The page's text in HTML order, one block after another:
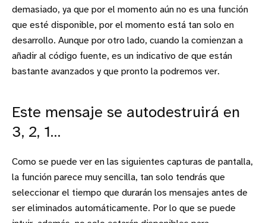
demasiado, ya que por el momento aún no es una función
que esté disponible, por el momento está tan solo en
desarrollo. Aunque por otro lado, cuando la comienzan a
añadir al código fuente, es un indicativo de que están
bastante avanzados y que pronto la podremos ver.
Este mensaje se autodestruirá en
3, 2, 1…
Como se puede ver en las siguientes capturas de pantalla,
la función parece muy sencilla, tan solo tendrás que
seleccionar el tiempo que durarán los mensajes antes de
ser eliminados automáticamente. Por lo que se puede